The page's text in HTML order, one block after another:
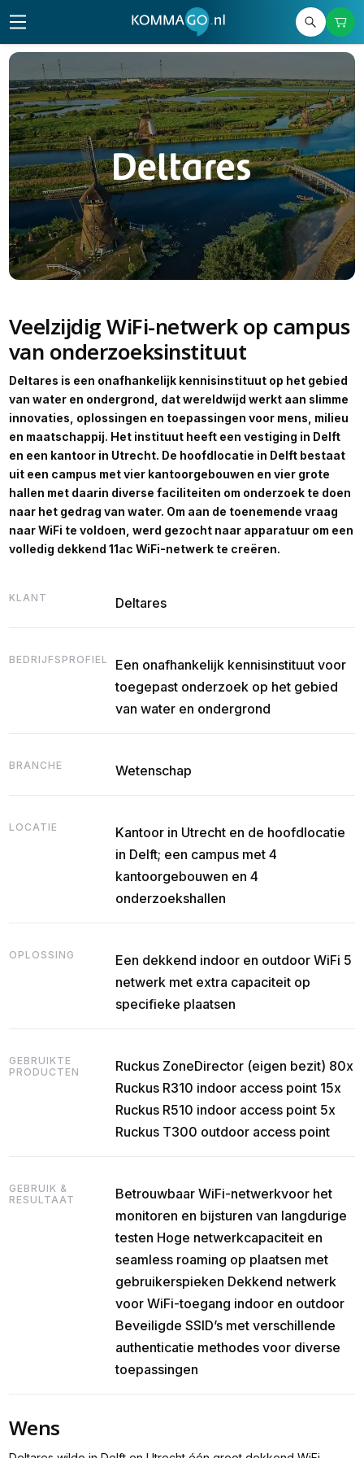
Veelzijdig WiFi-netwerk op campus
van onderzoeksinstituut
Deltares is een onafhankelijk kennisinstituut op het gebied
van water en ondergrond, dat wereldwijd werkt aan slimme
innovaties, oplossingen en toepassingen voor mens, milieu
en maatschappij. Het instituut heeft een vestiging in Delft
en een kantoor in Utrecht. De hoofdlocatie in Delft bestaat
uit een campus met vier kantoorgebouwen en vier grote
hallen met daarin diverse faciliteiten om onderzoek te doen
naar het gedrag van water. Om aan de toenemende vraag
naar WiFi te voldoen, werd gezocht naar apparatuur om een
volledig dekkend 11ac WiFi-netwerk te creëren.
KLANT Deltares
BEDRIJFSPROFIEL
Een onafhankelijk kennisinstituut voor
toegepast onderzoek op het gebied
van water en ondergrond
BRANCHE Wetenschap
LOCATIE
Kantoor in Utrecht en de hoofdlocatie
in Delft; een campus met 4
kantoorgebouwen en 4
onderzoekshallen
OPLOSSING
Een dekkend indoor en outdoor WiFi 5
netwerk met extra capaciteit op
specifieke plaatsen
GEBRUIKTE
PRODUCTEN
Ruckus ZoneDirector (eigen bezit) ‍80x
Ruckus R310 indoor access point ‍15x
Ruckus R510 indoor access point ‍5x
Ruckus T300 outdoor access point
GEBRUIK &
RESULTAAT
Betrouwbaar WiFi-netwerkvoor het
monitoren en bijsturen van langdurige
testen Hoge netwerkcapaciteit en
seamless roaming op plaatsen met
gebruikerspieken Dekkend netwerk
voor WiFi-toegang indoor en outdoor
Beveiligde SSID’s met verschillende
authenticatie methodes voor diverse
toepassingen
Wens